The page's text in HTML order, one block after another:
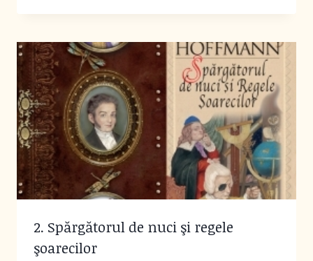
2. Spărgătorul de nuci şi regele
şoarecilor